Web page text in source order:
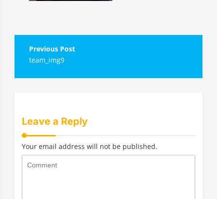
Навигация
поteam_img9
Leave a Reply
Your email address will not be published.